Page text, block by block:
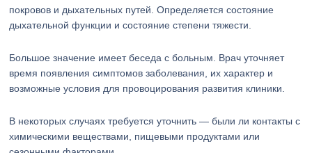
покровов и дыхательных путей. Определяется состояние
дыхательной функции и состояние степени тяжести.
Большое значение имеет беседа с больным. Врач уточняет
время появления симптомов заболевания, их характер и
возможные условия для провоцирования развития клиники.
В некоторых случаях требуется уточнить — были ли контакты с
химическими веществами, пищевыми продуктами или